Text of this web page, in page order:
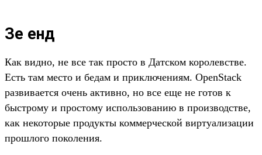
Зе енд
Как видно, не все так просто в Датском королевстве.
Есть там место и бедам и приключениям. OpenStack
развивается очень активно, но все еще не готов к
быстрому и простому использованию в производстве,
как некоторые продукты коммерческой виртуализации
прошлого поколения.